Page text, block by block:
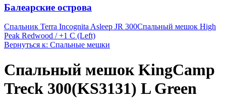
Балеарские острова
Спальник Terra Incognita Asleep JR 300Спальный мешок High
Peak Redwood / +1 C (Left)
Вернуться к: Спальные мешки
Спальный мешок KingCamp
Treck 300(KS3131) L Green